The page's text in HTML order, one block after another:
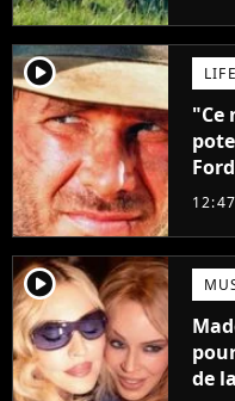
player2
"Ce
12:47
player2
de